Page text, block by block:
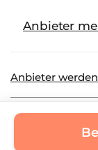
Anbieter
Anbieter werden
Datenschutz